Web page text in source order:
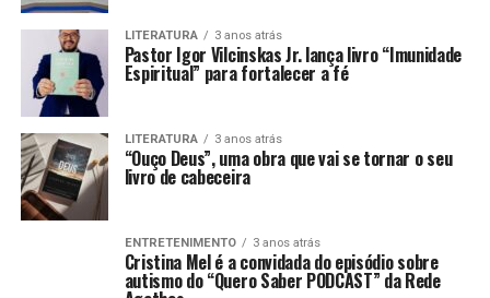
LITERATURA 3 anos atrás
Pastor Igor Vilcinskas Jr. lança livro “Imunidade
Espiritual” para fortalecer a fé
LITERATURA 3 anos atrás
“Ouço Deus”, uma obra que vai se tornar o seu
livro de cabeceira
ENTRETENIMENTO 3 anos atrás
Cristina Mel é a convidada do episódio sobre
autismo do “Quero Saber PODCAST” da Rede